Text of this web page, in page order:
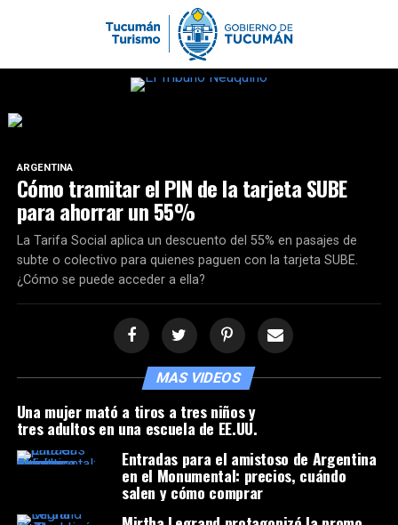
ARGENTINA
Cómo tramitar el PIN de la tarjeta SUBE
para ahorrar un 55%
La Tarifa Social aplica un descuento del 55% en pasajes de
subte o colectivo para quienes paguen con la tarjeta SUBE.
¿Cómo se puede acceder a ella?
MAS VIDEOS
Una mujer mató a tiros a tres niños y
tres adultos en una escuela de EE.UU.
Entradas para el amistoso de Argentina
en el Monumental: precios, cuándo
salen y cómo comprar